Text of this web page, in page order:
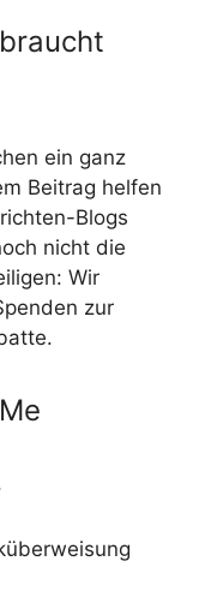
ein ganz
Beitrag helfen
Blogs
nicht die
Wir
zur